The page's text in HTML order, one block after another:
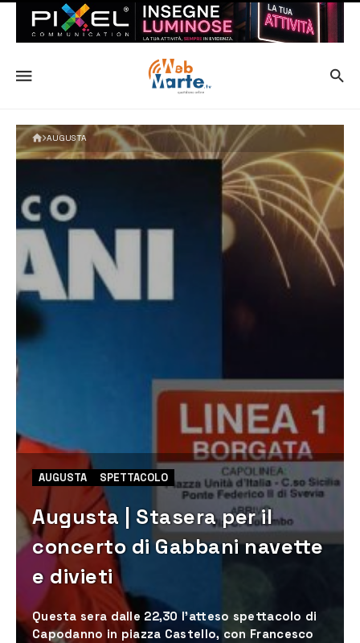
AUGUSTA
AUGUSTA SPETTACOLO
Augusta | Stasera per il
concerto di Gabbani navette
e divieti
Questa sera dalle 22,30 l'atteso spettacolo di
Capodanno in piazza Castello, con Francesco